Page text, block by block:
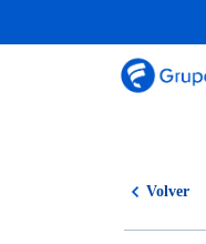
Volver